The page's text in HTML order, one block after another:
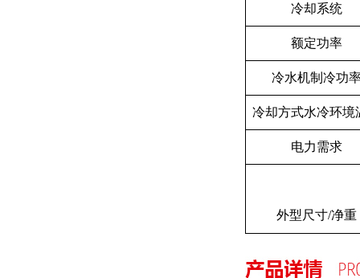
冷却系统
额定功率
冷水机制冷功
冷却方式水冷环境
电力需求
外型尺寸/净重